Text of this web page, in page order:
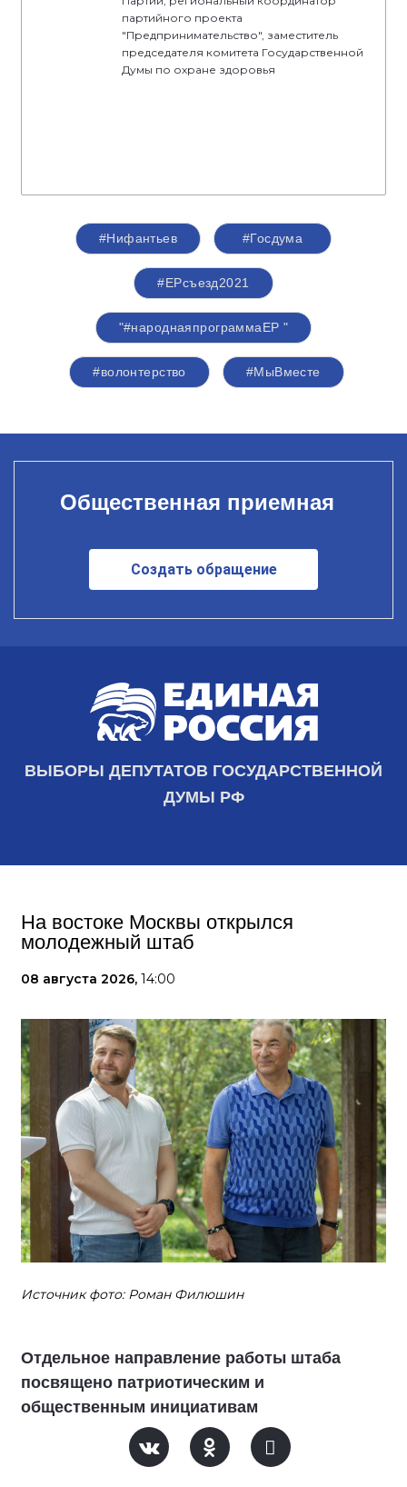
партийного проекта
"Предпринимательство", заместитель
председателя комитета Государственной
Думы по охране здоровья
#Нифантьев #Госдума
#ЕРсъезд2021
"#народнаяпрограммаЕР "
#волонтерство #МыВместе
Общественная приемная
Создать обращение
ВЫБОРЫ ДЕПУТАТОВ ГОСУДАРСТВЕННОЙ
ДУМЫ РФ
На востоке Москвы открылся
молодежный штаб
08 августа 2026, 14:00
Источник фото: Роман Филюшин
Отдельное направление работы штаба
посвящено патриотическим и
общественным инициативам